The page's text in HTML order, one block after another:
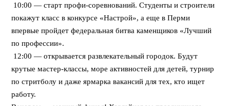
10:00 — старт профи-соревнований. Студенты и строители
покажут класс в конкурсе «Настрой», а еще в Перми
впервые пройдет федеральная битва каменщиков «Лучший
по профессии».
12:00 — открывается развлекательный городок. Будут
крутые мастер-классы, море активностей для детей, турнир
по стритболу и даже ярмарка вакансий для тех, кто ищет
работу.